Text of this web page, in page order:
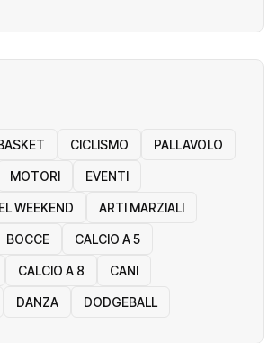
CICLISMO PALLAVOLO
MOTORI EVENTI
WEEKEND ARTI MARZIALI
BOCCE CALCIO A 5
CALCIO A 8 CANI
DANZA DODGEBALL